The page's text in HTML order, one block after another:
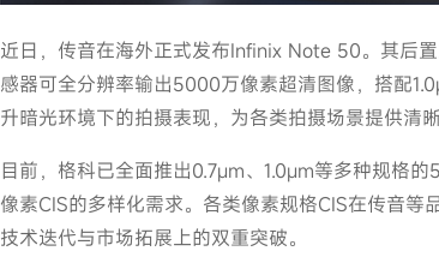
近日，传音在海外正式发布Infinix Note 50。其后
感器可全分辨率输出5000万像素超清图像，搭配
升暗光环境下的拍摄表现，为各类拍摄场景提供清
目前，格科已全面推出0.7μm、1.0μm等多种规格
像素CIS的多样化需求。各类像素规格CIS在传音等
技术迭代与市场拓展上的双重突破。